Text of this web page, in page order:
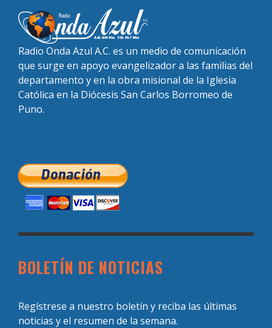
Radio Onda Azul A.C. es un medio de comunicación
que surge en apoyo evangelizador a las familias del
departamento y en la obra misional de la Iglesia
Católica en la Diócesis San Carlos Borromeo de
Puno.
BOLETÍN DE NOTICIAS
Regístrese a nuestro boletín y reciba las últimas
noticias y el resumen de la semana.